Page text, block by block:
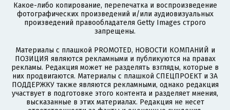
Какое-либо копирование, перепечатка и воспроизведение
фотографических произведений и/или аудиовизуальных
произведений правообладателя Getty Images строго
запрещены.
Материалы с плашкой PROMOTED, НОВОСТИ КОМПАНИЙ и
ПОЗИЦИЯ являются рекламными и публикуются на правах
рекламы. Редакция может не разделять взгляды, которые в
них продвигаются. Материалы с плашкой СПЕЦПРОЕКТ и ЗА
ПОДДЕРЖКУ также являются рекламными, однако редакция
участвует в подготовке этого контента и разделяет мнения,
высказанные в этих материалах. Редакция не несет